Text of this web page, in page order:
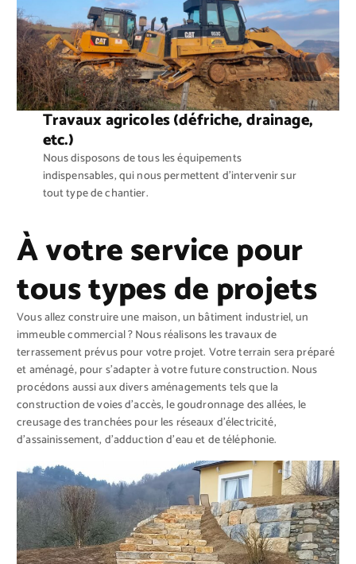
Travaux agricoles (défriche, drainage,
etc.)
Nous disposons de tous les équipements
indispensables, qui nous permettent d’intervenir sur
tout type de chantier.
À votre service pour
tous types de projets
Vous allez construire une maison, un bâtiment industriel, un
immeuble commercial ? Nous réalisons les travaux de
terrassement prévus pour votre projet. Votre terrain sera préparé
et aménagé, pour s’adapter à votre future construction. Nous
procédons aussi aux divers aménagements tels que la
construction de voies d’accès, le goudronnage des allées, le
creusage des tranchées pour les réseaux d’électricité,
d’assainissement, d’adduction d’eau et de téléphonie.